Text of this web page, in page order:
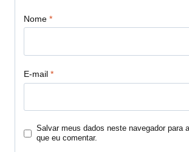
Nome *
E-mail *
Salvar meus dados neste navegador para
que eu comentar.